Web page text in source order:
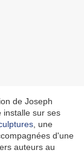
de Joseph
installe sur ses
, une
d'une
auteurs au